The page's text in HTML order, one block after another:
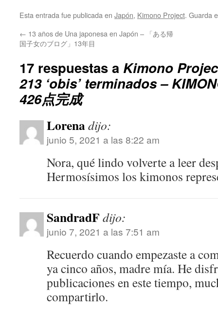
Esta entrada fue publicada en Japón, Kimono Project. Guarda
← 13 años de Una japonesa en Japón – 「ある帰
国子女のブログ」13年目
17 respuestas a Kimono
213 ‘obis’ terminados –
426点完成
Lorenadijo:
junio 5, 2021 a las 8:22 am
Nora, qué lindo volverte a leer
Hermosísimos los kimonos
SandradF dijo:
junio 7, 2021 a las 7:51 am
Recuerdo cuando empezaste a
ya cinco años, madre mía. He
publicaciones en este tiempo,
compartirlo.